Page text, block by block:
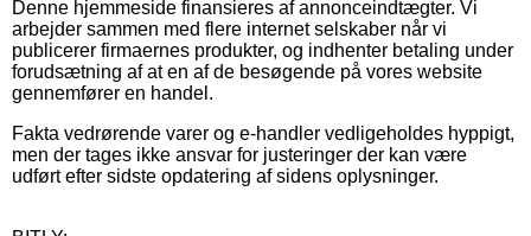
Denne hjemmeside finansieres af annonceindtægter. Vi
arbejder sammen med flere internet selskaber når vi
publicerer firmaernes produkter, og indhenter betaling under
forudsætning af at en af de besøgende på vores website
gennemfører en handel.
Fakta vedrørende varer og e-handler vedligeholdes hyppigt,
men der tages ikke ansvar for justeringer der kan være
udført efter sidste opdatering af sidens oplysninger.